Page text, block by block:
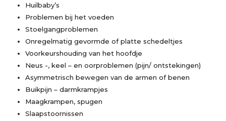
Huilbaby’s
Problemen bij het voeden
Stoelgangproblemen
Onregelmatig gevormde of platte schedeltjes
Voorkeurshouding van het hoofdje
Neus -, keel – en oorproblemen (pijn/ ontstekingen)
Asymmetrisch bewegen van de armen of benen
Buikpijn – darmkrampjes
Maagkrampen, spugen
Slaapstoornissen